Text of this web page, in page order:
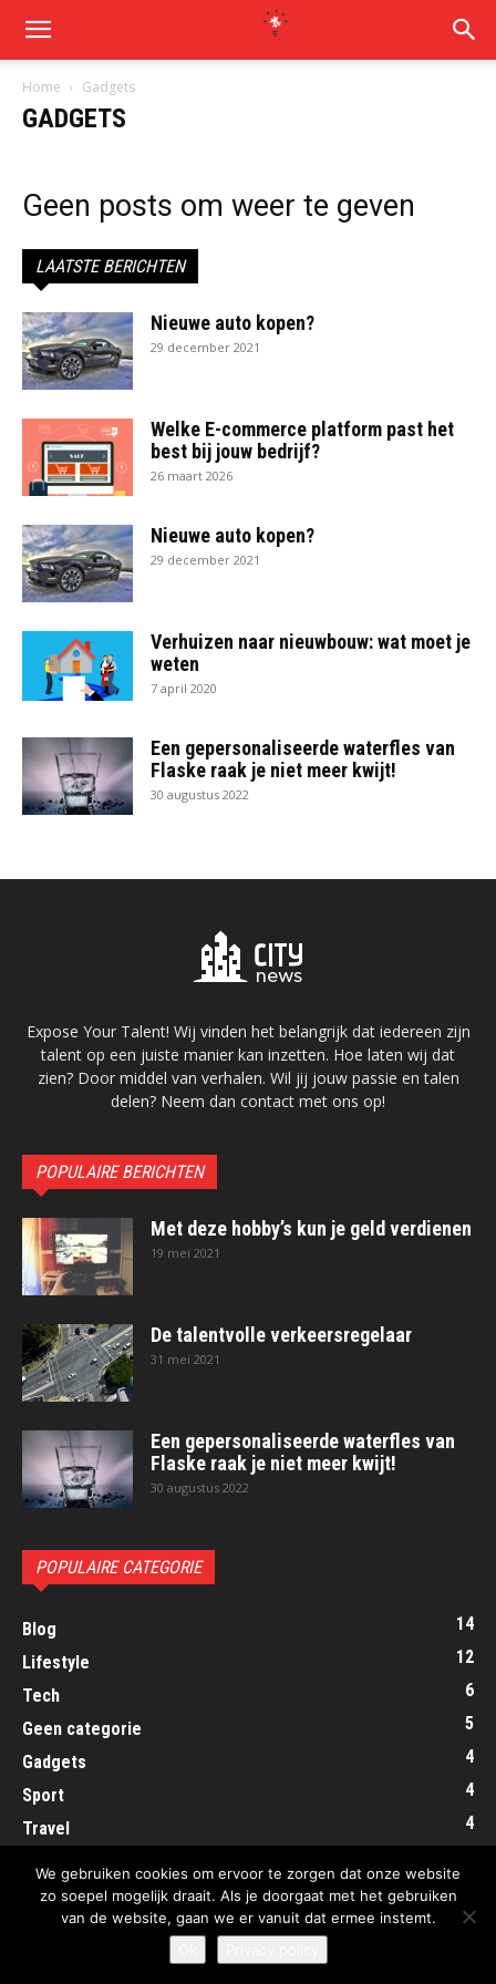
Home Gadgets
GADGETS
Geen posts om weer te geven
LAATSTE BERICHTEN
Nieuwe auto kopen?
29 december 2021
Welke E-commerce platform past het
best bij jouw bedrijf?
26 maart 2026
Nieuwe auto kopen?
29 december 2021
Verhuizen naar nieuwbouw: wat moet je
weten
7 april 2020
Een gepersonaliseerde waterfles van
Flaske raak je niet meer kwijt!
30 augustus 2022
Expose Your Talent! Wij vinden het belangrijk dat iedereen zijn
talent op een juiste manier kan inzetten. Hoe laten wij dat
zien? Door middel van verhalen. Wil jij jouw passie en talen
delen? Neem dan contact met ons op!
POPULAIRE BERICHTEN
Met deze hobby’s kun je geld verdienen
19 mei 2021
De talentvolle verkeersregelaar
31 mei 2021
Een gepersonaliseerde waterfles van
Flaske raak je niet meer kwijt!
30 augustus 2022
POPULAIRE CATEGORIE
Blog
14
Lifestyle
12
Tech
6
Geen categorie
5
Gadgets
4
Sport
4
Travel
4
© ExposeYourTalent.nl
We gebruiken cookies om ervoor te zorgen dat onze website
zo soepel mogelijk draait. Als je doorgaat met het gebruiken
van de website, gaan we er vanuit dat ermee instemt.